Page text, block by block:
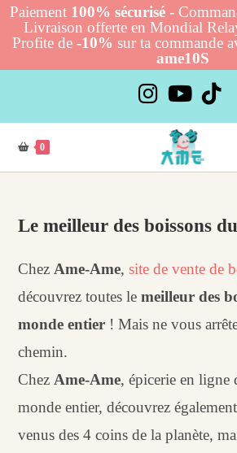
Paiement 100% sécurisé -
Livraison offerte en Mondial
Profite de -10% sur ta commande
ame10S
content
0
Le meilleur des boissons
Chez Ame-Ame,site de vente de
découvrez toutes lemeilleur des
monde entier ! Mais ne vous
chemin.
Chez Ame-Ame, épicerie en ligne
monde entier, découvrez
venus des 4 coins de la planète,